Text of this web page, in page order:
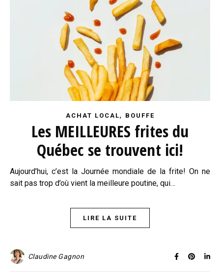
ACHAT LOCAL, BOUFFE
Les MEILLEURES frites du
Québec se trouvent ici!
Aujourd’hui, c’est la Journée mondiale de la frite! On ne
sait pas trop d’où vient la meilleure poutine, qui…
LIRE LA SUITE
Claudine Gagnon